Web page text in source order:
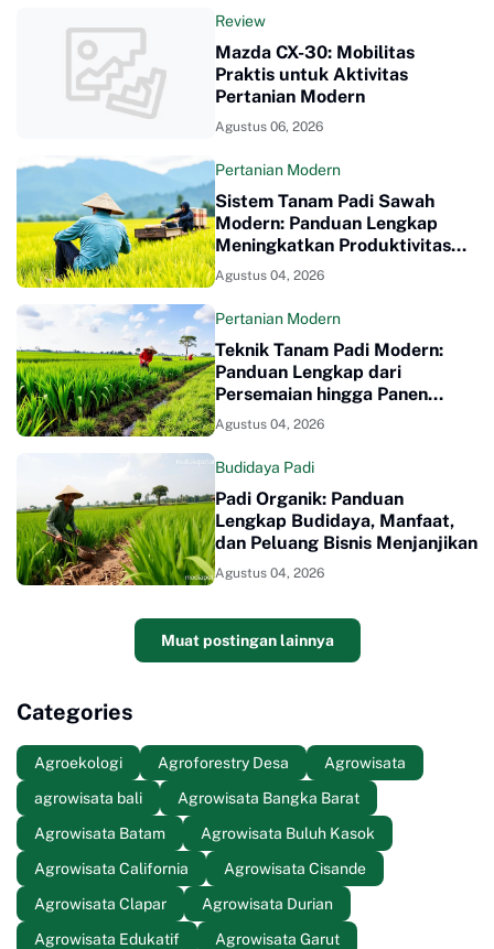
Review
Mazda CX-30: Mobilitas
Praktis untuk Aktivitas
Pertanian Modern
Agustus 06, 2026
Pertanian Modern
Sistem Tanam Padi Sawah
Modern: Panduan Lengkap
Meningkatkan Produktivitas
Panen
Agustus 04, 2026
Pertanian Modern
Teknik Tanam Padi Modern:
Panduan Lengkap dari
Persemaian hingga Panen
Melimpah
Agustus 04, 2026
Budidaya Padi
Padi Organik: Panduan
Lengkap Budidaya, Manfaat,
dan Peluang Bisnis Menjanjikan
Agustus 04, 2026
Muat postingan lainnya
Categories
Agroekologi Agroforestry Desa
Agrowisata
agrowisata bali
Agrowisata Bangka Barat
Agrowisata Batam
Agrowisata Buluh Kasok
Agrowisata California
Agrowisata Cisande
Agrowisata Clapar
Agrowisata Durian
Agrowisata Edukatif
Agrowisata Garut